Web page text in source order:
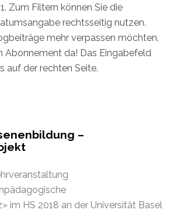
Zum Filtern können Sie die
rechtsseitig nutzen.
mehr verpassen möchten,
Abonnement da! Das Eingabefeld
auf der rechten Seite.
–
im HS 2018 an der Universität Basel